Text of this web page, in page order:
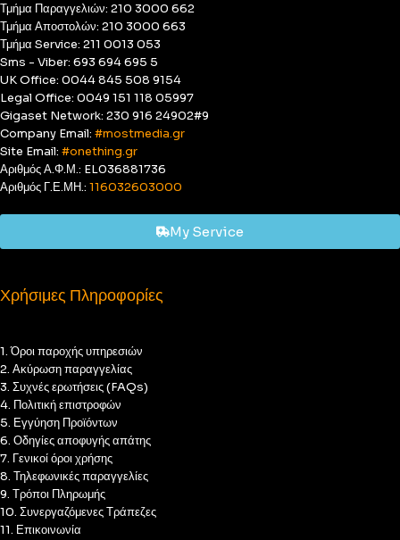
Τμήμα Παραγγελιών: 210 3000 662
Τμήμα Αποστολών: 210 3000 663
Τμήμα Service: 211 0013 053
Sms - Viber: 693 694 695 5
UK Office: 0044 845 508 9154
Legal Office: 0049 151 118 05997
Gigaset Network: 230 916 24902#9
Company Email: #mostmedia.gr
Site Email: #onething.gr
Αριθμός Α.Φ.Μ.: EL036881736
Αριθμός Γ.Ε.ΜΗ.: 116032603000
My Service
Χρήσιμες Πληροφορίες
1. Όροι παροχής υπηρεσιών
2. Ακύρωση παραγγελίας
3. Συχνές ερωτήσεις (FAQs)
4. Πολιτική επιστροφών
5. Εγγύηση Προϊόντων
6. Οδηγίες αποφυγής απάτης
7. Γενικοί όροι χρήσης
8. Τηλεφωνικές παραγγελίες
9. Τρόποι Πληρωμής
10. Συνεργαζόμενες Τράπεζες
11. Επικοινωνία